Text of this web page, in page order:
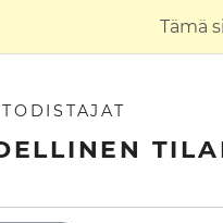
Tämä